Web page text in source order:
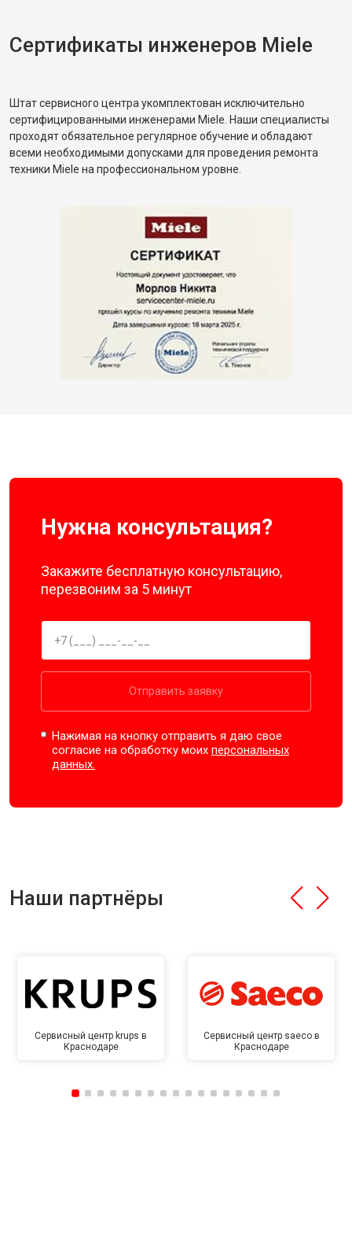
Сертификаты инженеров Miele
Штат сервисного центра укомплектован исключительно
сертифицированными инженерами Miele. Наши специалисты
проходят обязательное регулярное обучение и обладают
всеми необходимыми допусками для проведения ремонта
техники Miele на профессиональном уровне.
Нужна консультация?
Закажите бесплатную консультацию,
перезвоним за 5 минут
Отправить заявку
Нажимая на кнопку отправить я даю свое
согласие на обработку моихперсональных
данных.
Наши партнёры
Сервисный центр krups в
Краснодаре
Сервисный центр saeco в
Краснодаре